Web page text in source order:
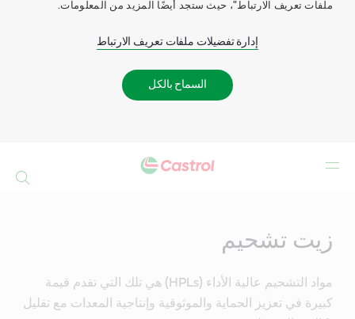
ملفات تعريف الارتباط"، حيث ستجد أيضًا المزيد من المعلومات.
إدارة تفضيلات ملفات تعريف الارتباط
السماح بالكل
زيت تشحيم
مواد التشحيم عالية الأداء (HPLs) هي تلك التي تقدم قيمة
كبيرة في تعزيز الحماية والموثوقية وإنتاجية المعدات مع تقليل